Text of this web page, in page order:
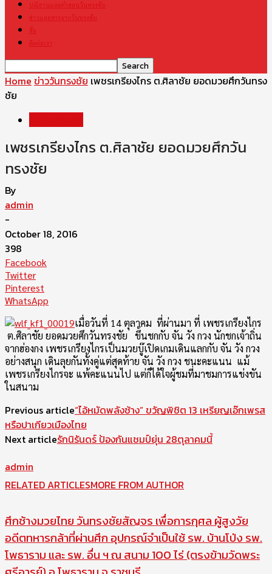
ปณิธานและคำสอนวันทรงชัย
ข่าวและสารจากวันทรงชัย
สื่อ
ติดต่อเรา
Home ข่าววันทรงชัย เพชรเกรียงไกร ต.ศิลาชัย ยอดมวยศึกวันทรง
ชัย
เพชรเกรียงไกร ต.ศิลาชัย ยอดมวยศึกวัน
ทรงชัย
By
admin
-
October 18, 2016
398
Facebook
Twitter
Pinterest
WhatsApp
เมื่อวันที่ 14 ตุลาคม ที่ผ่านมา ที่ เพชรเกรียงไกร
ต.ศิลาชัย ยอดมวยศึกวันทรงชัย ขึ้นชกกับ จัน วัง กวง นักชกเจ้าถิ่น
จากฮ่องกง เพชรเกรียงไกรเป็นมวยบู๊เปิดเกมเดินแลกกับ จัน วัง กวง
อย่างสนุก เดินลุยกันทั้งคู่แต่สุดท้าย จัน วัง กวง ชนะคะแนน แม้
เพชรเกรียงไกรจะ แพ้คะแนนไป แต่ก็ได้ใจผู้ชมที่มาชมการแข่งขัน
ในสนาม
Previous article“ไอ้หมัดพลังช้าง” ขวัญพิชิต 13 เหรียญเอ๊กเพรส
หรือปาเกียวเมืองไทย
Next articleรักนิรันดร์ ป้องกันแชมป์ยุ่น 28ตุลาคมนี้
admin
RELATED ARTICLESMORE FROM AUTHOR
ศึกช้างมวยไทย วันทรงชัยสัญจร เพื่อการกุศล ผู้สูงวัย
อดีตทหารกล้าที่ผ่านศึก อุปกรณ์จำเป็นใช้ รพ. บ้านโป่ง รพ.
โพธาราม และ รพ. อื่น ฯ ณ สนาม 100 ไร่ (ตรงข้ามวัดพระ